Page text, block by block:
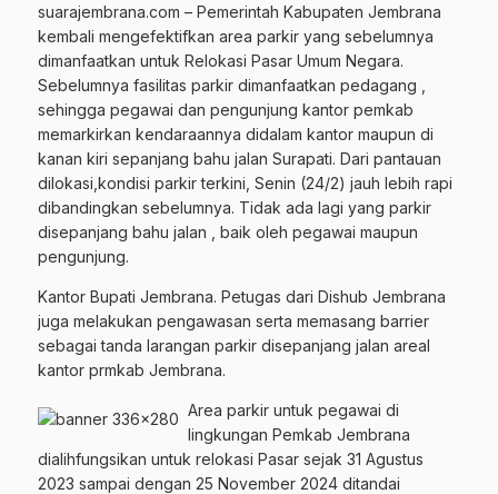
suarajembrana.com – Pemerintah Kabupaten Jembrana
kembali mengefektifkan area parkir yang sebelumnya
dimanfaatkan untuk Relokasi Pasar Umum Negara.
Sebelumnya fasilitas parkir dimanfaatkan pedagang ,
sehingga pegawai dan pengunjung kantor pemkab
memarkirkan kendaraannya didalam kantor maupun di
kanan kiri sepanjang bahu jalan Surapati. Dari pantauan
dilokasi,kondisi parkir terkini, Senin (24/2) jauh lebih rapi
dibandingkan sebelumnya. Tidak ada lagi yang parkir
disepanjang bahu jalan , baik oleh pegawai maupun
pengunjung.
Kantor Bupati Jembrana. Petugas dari Dishub Jembrana
juga melakukan pengawasan serta memasang barrier
sebagai tanda larangan parkir disepanjang jalan areal
kantor prmkab Jembrana.
Area parkir untuk pegawai di
lingkungan Pemkab Jembrana
dialihfungsikan untuk relokasi Pasar sejak 31 Agustus
2023 sampai dengan 25 November 2024 ditandai